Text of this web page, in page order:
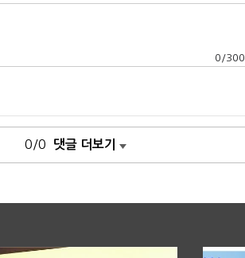
0 /300
0/0 댓글 더보기